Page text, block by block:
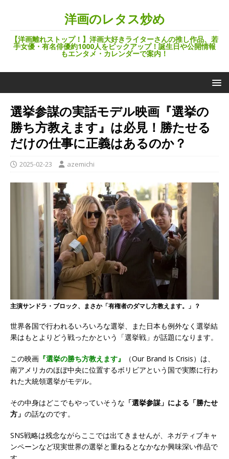
洋画のレタス炒め
【洋画離れストップ！】洋画大好きライターさんの推し作品、若
手女優・有名俳優約1000人をピックアップ！誕生日や公開情報
もエンタメ・カレンダーで案内！
選挙参謀の実話モデル映画『選挙の
勝ち方教えます』は必見！勝たせる
だけの仕事に正義はあるのか？
2025-02-23 azemichi
主演サンドラ・ブロック、まさか「有権者のダマし方教えます。」？
世界各国で行われるいろいろな選挙、また日本も例外なく選挙結
果はもとよりどう戦ったかという「選挙戦」が話題になります。
この映画 『選挙の勝ち方教えます』
（Our Brand Is Crisis）は、
南アメリカのほぼ中央に位置するボリビアという国で実際に行わ
れた大統領選挙がモデル。
その中身はどこでもやっていそうな 「選挙参謀」による「勝たせ
方」 の話なのです。
SNS戦略は残念ながらここでは出てきませんが、ネガティブキャ
ンペーンなど現実世界の選挙と重ねるとなかなか興味深い作品で